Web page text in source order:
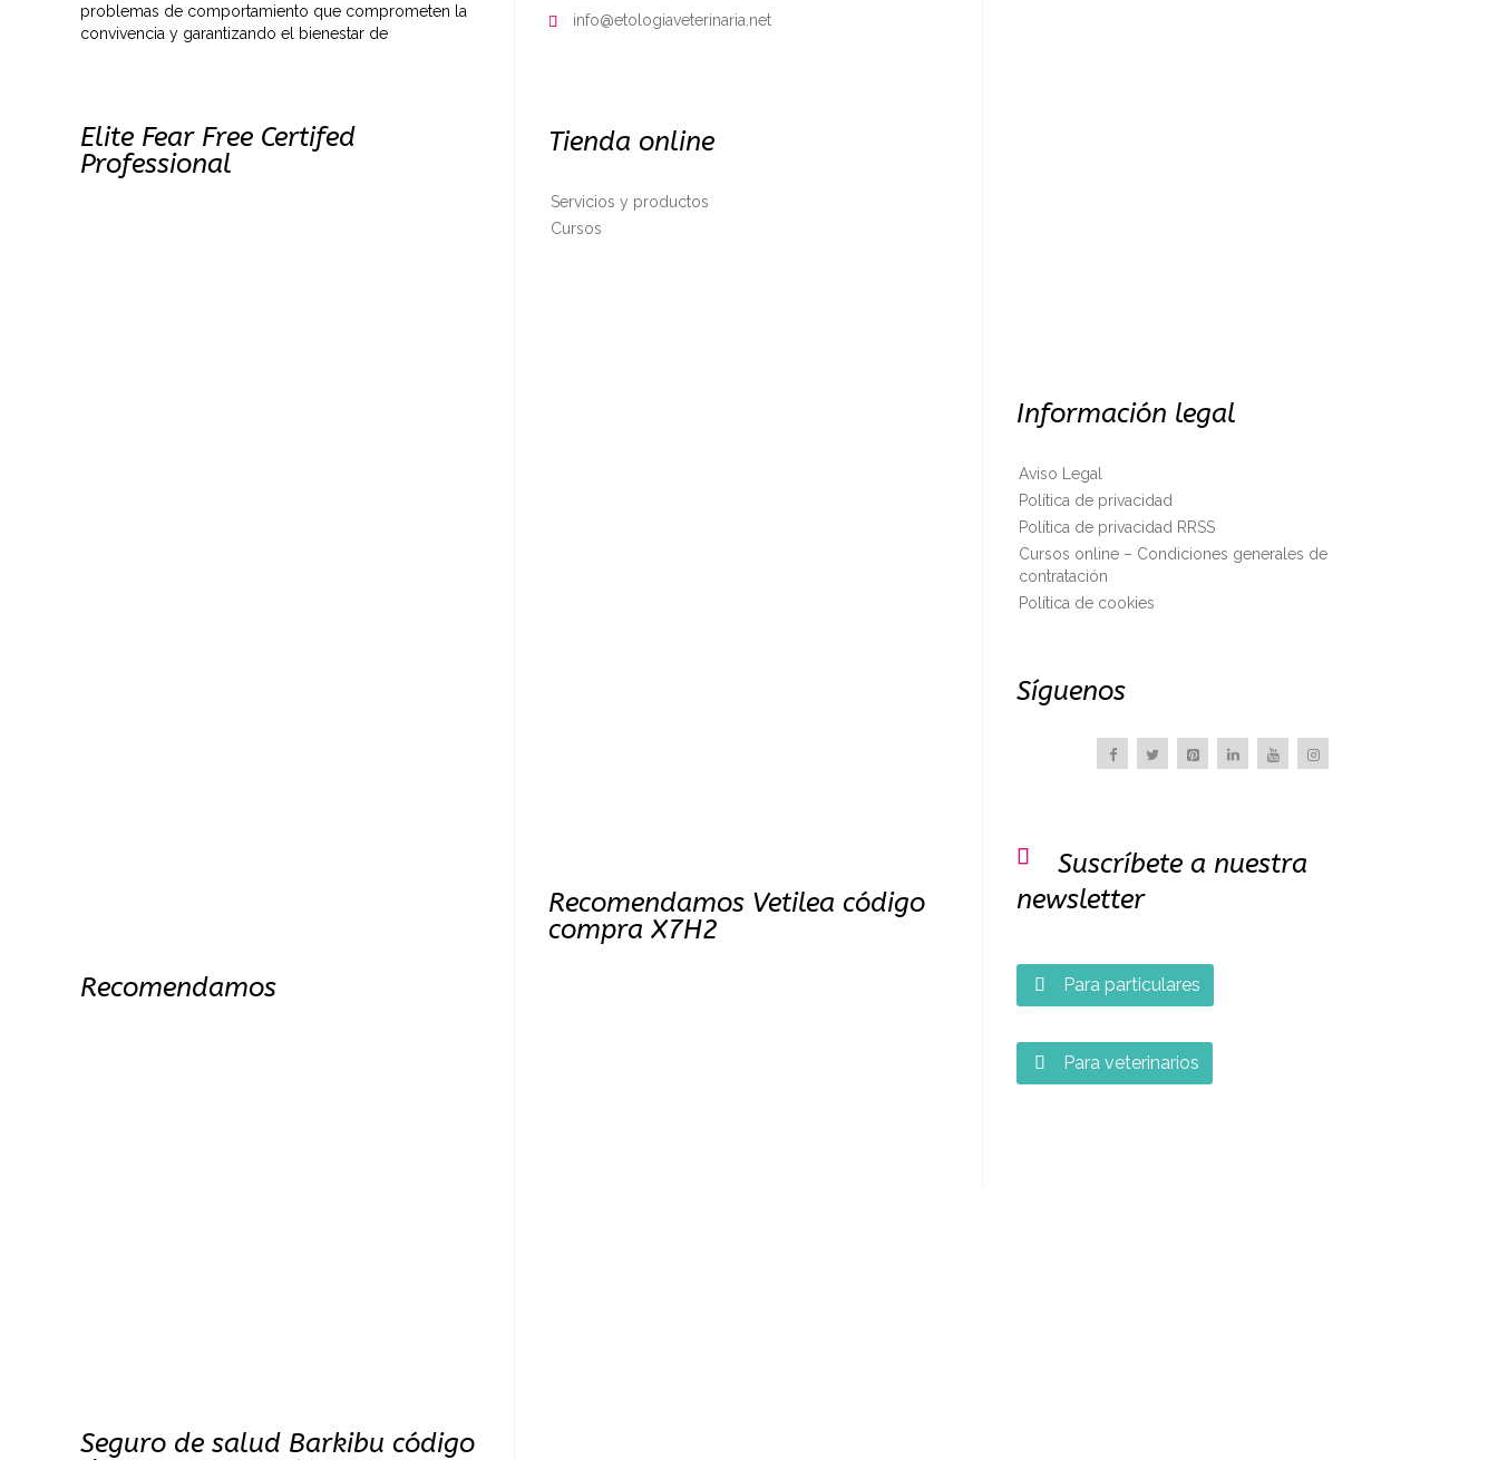
problemas de comportamiento que comprometen la
convivencia y garantizando el bienestar de
Elite Fear Free Certifed
Professional
Recomendamos
Seguro de salud Barkibu código
 info@etologiaveterinaria.net
Tienda online
Servicios y productos
Cursos
Recomendamos Vetilea código
compra X7H2
Información legal
Aviso Legal
Política de privacidad
Política de privacidad RRSS
Cursos online – Condiciones generales de
contratación
Política de cookies
Síguenos

Suscríbete a nuestra
newsletter
 Para particulares
 Para veterinarios